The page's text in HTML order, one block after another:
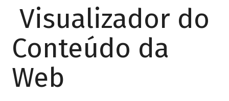
Visualizador do
Conteúdo da
Web